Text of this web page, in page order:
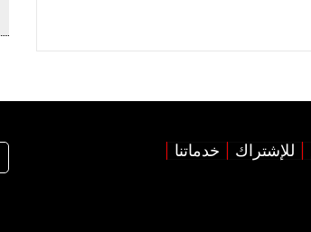
للإشتراك
خدماتنا